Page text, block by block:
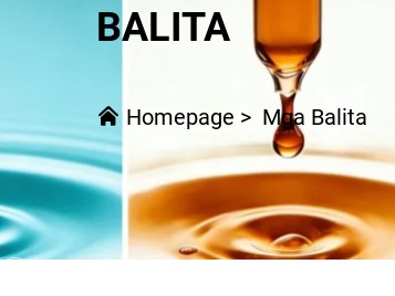
BALITA
Homepage > Mga Balita